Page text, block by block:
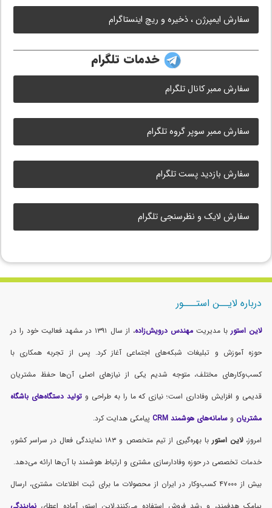
سفارش ایمپرژن ، ذخیره و ریچ اینستاگرام
خدمات تلگرام
سفارش ممبر کانال تلگرام
سفارش ممبر سوپر گروه تلگرام
سفارش بازدید پست تلگرام
سفارش لایک و نظرسنجی تلگرام